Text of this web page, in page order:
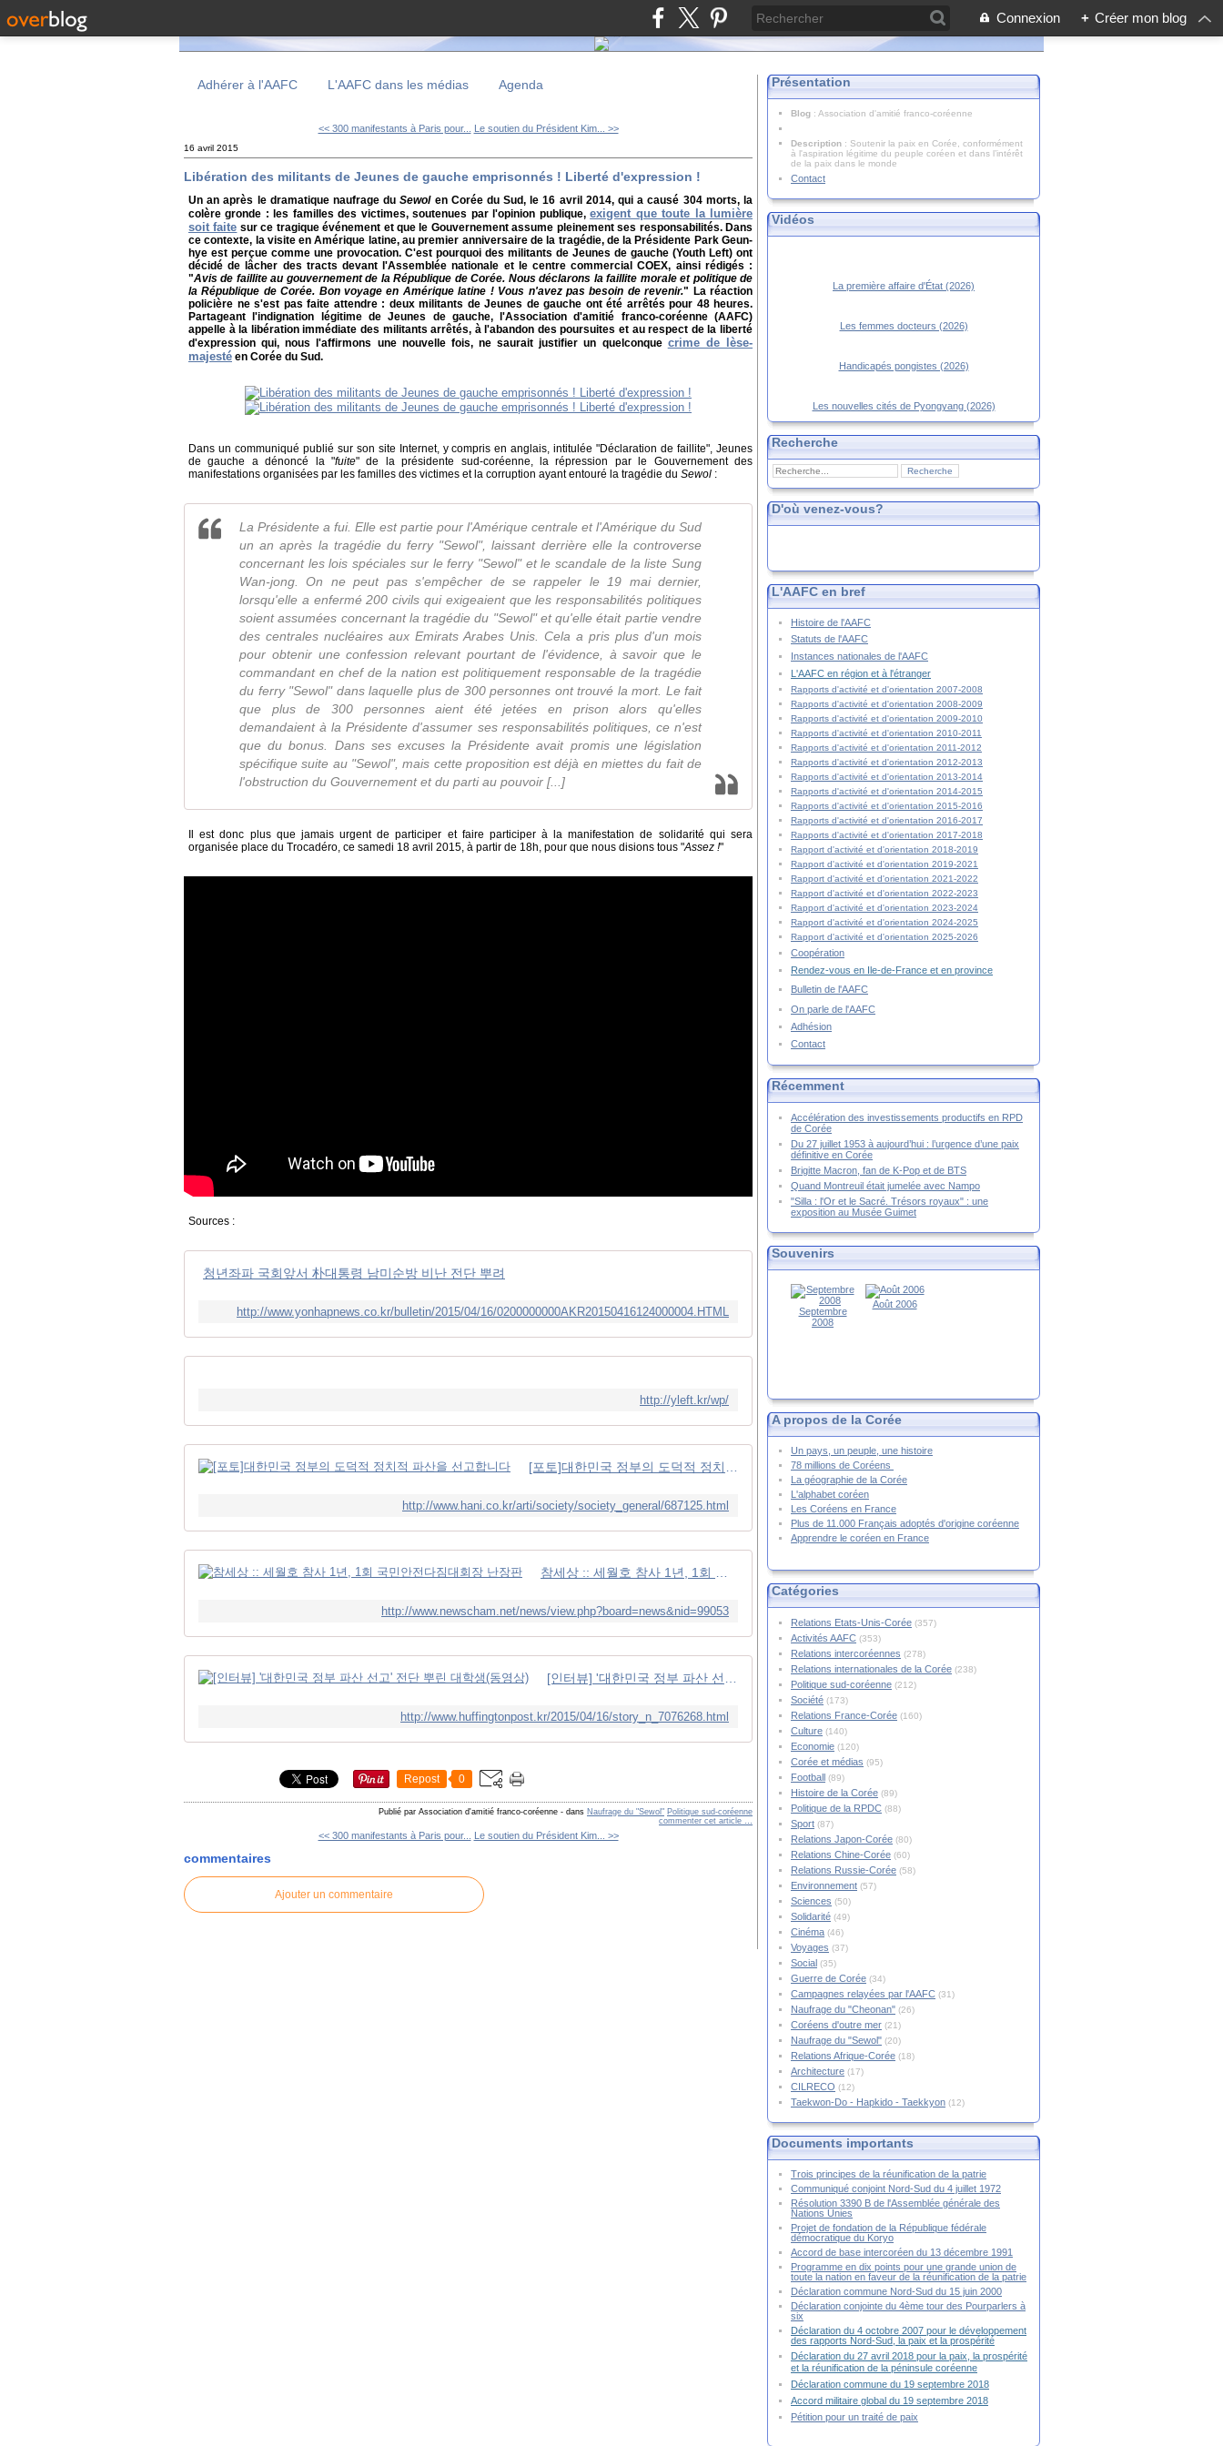
Connexion + Créer mon blog
Adhérer à l'AAFC L'AAFC dans les médias Agenda
<< 300 manifestants à Paris pour... Le soutien du Président Kim... >>
16 avril 2015
Libération des militants de Jeunes de gauche emprisonnés ! Liberté d'expression !
Un an après le dramatique naufrage duSewol en Corée du Sud, le 16 avril 2014, qui a causé 304 morts, la
colère gronde : les familles des victimes, soutenues par l'opinion publique,exigent que toute la lumière
soit faite sur ce tragique événement et que le Gouvernement assume pleinement ses responsabilités. Dans
ce contexte, la visite en Amérique latine, au premier anniversaire de la tragédie, de la Présidente Park Geun-
hye est perçue comme une provocation. C'est pourquoi des militants de Jeunes de gauche (Youth Left) ont
décidé de lâcher des tracts devant l'Assemblée nationale et le centre commercial COEX, ainsi rédigés :
"Avis de faillite au gouvernement de la République de Corée. Nous déclarons la faillite morale et politique de
la République de Corée. Bon voyage en Amérique latine ! Vous n'avez pas besoin de revenir." La réaction
policière ne s'est pas faite attendre : deux militants de Jeunes de gauche ont été arrêtés pour 48 heures.
Partageant l'indignation légitime de Jeunes de gauche, l'Association d'amitié franco-coréenne (AAFC)
appelle à la libération immédiate des militants arrêtés, à l'abandon des poursuites et au respect de la liberté
d'expression qui, nous l'affirmons une nouvelle fois, ne saurait justifier un quelconque crime de lèse-
majesté en Corée du Sud.
Dans un communiqué publié sur son site Internet, y compris en anglais, intitulée "Déclaration de faillite", Jeunes
de gauche a dénoncé la "fuite" de la présidente sud-coréenne, la répression par le Gouvernement des
manifestations organisées par les familles des victimes et la corruption ayant entouré la tragédie du Sewol :
La Présidente a fui. Elle est partie pour l'Amérique centrale et l'Amérique du Sud
un an après la tragédie du ferry "Sewol", laissant derrière elle la controverse
concernant les lois spéciales sur le ferry "Sewol" et le scandale de la liste Sung
Wan-jong. On ne peut pas s'empêcher de se rappeler le 19 mai dernier,
lorsqu'elle a enfermé 200 civils qui exigeaient que les responsabilités politiques
soient assumées concernant la tragédie du "Sewol" et qu'elle était partie vendre
des centrales nucléaires aux Emirats Arabes Unis. Cela a pris plus d'un mois
pour obtenir une confession relevant pourtant de l'évidence, à savoir que le
commandant en chef de la nation est politiquement responsable de la tragédie
du ferry "Sewol" dans laquelle plus de 300 personnes ont trouvé la mort. Le fait
que plus de 300 personnes aient été jetées en prison alors qu'elles
demandaient à la Présidente d'assumer ses responsabilités politiques, ce n'est
que du bonus. Dans ses excuses la Présidente avait promis une législation
spécifique suite au "Sewol", mais cette proposition est déjà en miettes du fait de
l'obstruction du Gouvernement et du parti au pouvoir [...]
Il est donc plus que jamais urgent de participer et faire participer à la manifestation de solidarité qui sera
organisée place du Trocadéro, ce samedi 18 avril 2015, à partir de 18h, pour que nous disions tous "Assez !"
Sources :
청년좌파 국회앞서 朴대통령 남미순방 비난 전단 뿌려
http://www.yonhapnews.co.kr/bulletin/2015/04/16/0200000000AKR20150416124000004.HTML
http://yleft.kr/wp/
http://www.hani.co.kr/arti/society/society_general/687125.html
http://www.newscham.net/news/view.php?board=news&nid=99053
http://www.huffingtonpost.kr/2015/04/16/story_n_7076268.html
Repost 0
Publié par Association d'amitié franco-coréenne - dans Naufrage du "Sewol" Politique sud-coréenne
commenter cet article
<< 300 manifestants à Paris pour... Le soutien du Président Kim... >>
commentaires
Ajouter un commentaire
Présentation
Blog : Association d'amitié franco-coréenne
Description : Soutenir la paix en Corée, conformément
à l'aspiration légitime du peuple coréen et dans l’intérêt
de la paix dans le monde
Contact
Vidéos
La première affaire d'État (2026)
Les femmes docteurs (2026)
Handicapés pongistes (2026)
Les nouvelles cités de Pyongyang (2026)
Recherche
D'où venez-vous?
L'AAFC en bref
Histoire de l'AAFC
Statuts de l'AAFC
Instances nationales de l'AAFC
L'AAFC en région et à l'étranger
Rapports d'activité et d'orientation 2007-2008
Rapports d'activité et d'orientation 2008-2009
Rapports d'activité et d'orientation 2009-2010
Rapports d'activité et d'orientation 2010-2011
Rapports d'activité et d'orientation 2011-2012
Rapports d'activité et d'orientation 2012-2013
Rapports d'activité et d'orientation 2013-2014
Rapports d'activité et d'orientation 2014-2015
Rapports d'activité et d'orientation 2015-2016
Rapports d'activité et d'orientation 2016-2017
Rapports d'activité et d'orientation 2017-2018
Rapport d'activité et d'orientation 2018-2019
Rapport d'activité et d'orientation 2019-2021
Rapport d'activité et d'orientation 2021-2022
Rapport d'activité et d'orientation 2022-2023
Rapport d'activité et d'orientation 2023-2024
Rapport d'activité et d'orientation 2024-2025
Rapport d'activité et d'orientation 2025-2026
Coopération
Rendez-vous en Ile-de-France et en province
Bulletin de l'AAFC
On parle de l'AAFC
Adhésion
Contact
Récemment
Accélération des investissements productifs en RPD
de Corée
Du 27 juillet 1953 à aujourd’hui : l’urgence d’une paix
définitive en Corée
Brigitte Macron, fan de K-Pop et de BTS
Quand Montreuil était jumelée avec Nampo
"Silla : l'Or et le Sacré. Trésors royaux" : une
exposition au Musée Guimet
Souvenirs
Septembre
2008
Août 2006
A propos de la Corée
Un pays, un peuple, une histoire
78 millions de Coréens
La géographie de la Corée
L'alphabet coréen
Les Coréens en France
Plus de 11.000 Français adoptés d'origine coréenne
Apprendre le coréen en France
Catégories
Relations Etats-Unis-Corée (357)
Activités AAFC (353)
Relations intercoréennes (278)
Relations internationales de la Corée (238)
Politique sud-coréenne (212)
Société (173)
Relations France-Corée (160)
Culture (140)
Economie (120)
Corée et médias (95)
Football (89)
Histoire de la Corée (89)
Politique de la RPDC (88)
Sport (87)
Relations Japon-Corée (80)
Relations Chine-Corée (60)
Relations Russie-Corée (58)
Environnement (57)
Sciences (50)
Solidarité (49)
Cinéma (46)
Voyages (37)
Social (35)
Guerre de Corée (34)
Campagnes relayées par l'AAFC (31)
Naufrage du "Cheonan" (26)
Coréens d'outre mer (21)
Naufrage du "Sewol" (20)
Relations Afrique-Corée (18)
Architecture (17)
CILRECO (12)
Taekwon-Do - Hapkido - Taekkyon (12)
Documents importants
Trois principes de la réunification de la patrie
Communiqué conjoint Nord-Sud du 4 juillet 1972
Résolution 3390 B de l'Assemblée générale des
Nations Unies
Projet de fondation de la République fédérale
démocratique du Koryo
Accord de base intercoréen du 13 décembre 1991
Programme en dix points pour une grande union de
toute la nation en faveur de la réunification de la patrie
Déclaration commune Nord-Sud du 15 juin 2000
Déclaration conjointe du 4ème tour des Pourparlers à
six
Déclaration du 4 octobre 2007 pour le développement
des rapports Nord-Sud, la paix et la prospérité
Déclaration du 27 avril 2018 pour la paix, la prospérité
et la réunification de la péninsule coréenne
Déclaration commune du 19 septembre 2018
Accord militaire global du 19 septembre 2018
Pétition pour un traité de paix